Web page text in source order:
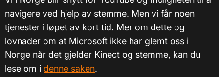
navigere ved hjelp av stemme. Men vi får noen
tjenester i løpet av kort tid. Mer om dette og
lovnader om at Microsoft ikke har glemt oss i
Norge når det gjelder Kinect og stemme, kan du
lese om i denne saken.